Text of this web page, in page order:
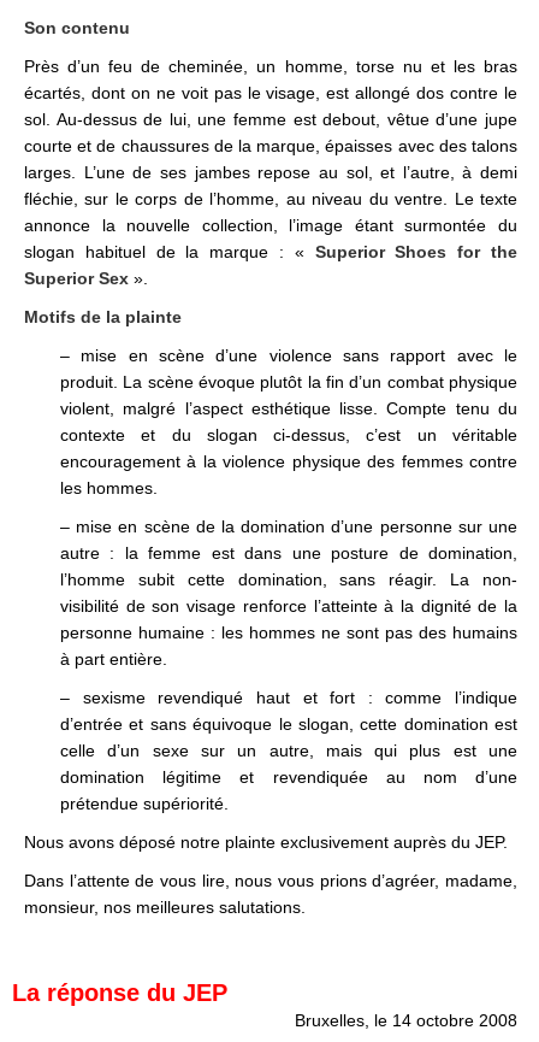
Son contenu
Près d’un feu de cheminée, un homme, torse nu et les bras
écartés, dont on ne voit pas le visage, est allongé dos contre le
sol. Au-dessus de lui, une femme est debout, vêtue d’une jupe
courte et de chaussures de la marque, épaisses avec des talons
larges. L’une de ses jambes repose au sol, et l’autre, à demi
fléchie, sur le corps de l’homme, au niveau du ventre. Le texte
annonce la nouvelle collection, l’image étant surmontée du
slogan habituel de la marque : « Superior Shoes for the
Superior Sex ».
Motifs de la plainte
– mise en scène d’une violence sans rapport avec le
produit. La scène évoque plutôt la fin d’un combat physique
violent, malgré l’aspect esthétique lisse. Compte tenu du
contexte et du slogan ci-dessus, c’est un véritable
encouragement à la violence physique des femmes contre
les hommes.
– mise en scène de la domination d’une personne sur une
autre : la femme est dans une posture de domination,
l’homme subit cette domination, sans réagir. La non-
visibilité de son visage renforce l’atteinte à la dignité de la
personne humaine : les hommes ne sont pas des humains
à part entière.
– sexisme revendiqué haut et fort : comme l’indique
d’entrée et sans équivoque le slogan, cette domination est
celle d’un sexe sur un autre, mais qui plus est une
domination légitime et revendiquée au nom d’une
prétendue supériorité.
Nous avons déposé notre plainte exclusivement auprès du JEP.
Dans l’attente de vous lire, nous vous prions d’agréer, madame,
monsieur, nos meilleures salutations.
La réponse du JEP
Bruxelles, le 14 octobre 2008